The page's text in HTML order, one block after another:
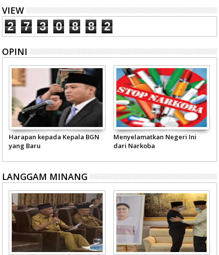
VIEW
2 7 3 0 8 8 2
OPINI
Harapan kepada Kepala BGN
yang Baru
Menyelamatkan Negeri Ini
dari Narkoba
LANGGAM MINANG